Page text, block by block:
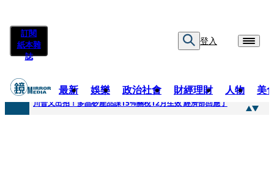
訂閱
紙本雜
誌
登入
最新 娛樂 政治社會 財經理財 人物 美
快訊
川普又出招！多晶矽產品課15%關稅12月生效 經濟部回應了